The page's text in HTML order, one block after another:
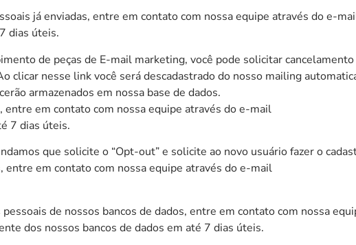
já enviadas, entre em contato com nossa equipe através do e-
dias úteis.
de peças de E-mail marketing, você pode solicitar
clicar nesse link você será descadastrado do nosso mailing
armazenados em nossa base de dados.
em contato com nossa equipe através do e-mail
7 dias úteis.
que solicite o “Opt-out” e solicite ao novo usuário fazer o
em contato com nossa equipe através do e-mail
de nossos bancos de dados, entre em contato com nossa
dos nossos bancos de dados em até 7 dias úteis.